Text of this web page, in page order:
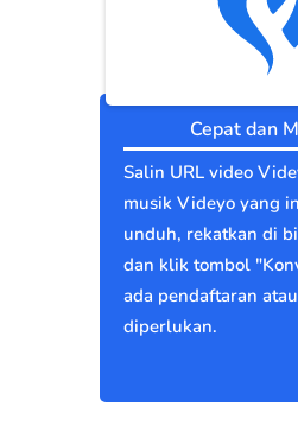
Cepat dan
Salin URL video
musik Videyo yang
unduh, rekatkan di
dan klik tombol
ada pendaftaran
diperlukan.